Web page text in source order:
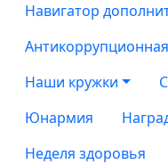
Навигатор
Наши кружки
Юнармия
Неделя здоровья